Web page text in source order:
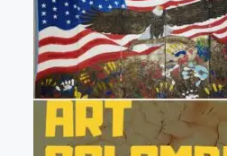
Presse
Qué dicen de nosotros?
Aviso legal
Política de cookies